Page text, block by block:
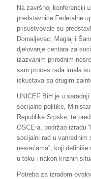
Na završnoj konferenciji
predstavnice Federalne
prisustvovale su
Domaljevac, Maglaj i
djelovanje centara za
izazvanim prirodnim
sam proces rada imala
iskustava sa drugim
UNICEF BiH je u
socijalne politike,
Republike Srpske, te
OSCE-a, podržao izradu
socijalni rad u vanrednim
nesrećamaˮ, koji
u toku i nakon kriznih
Potreba za izradom